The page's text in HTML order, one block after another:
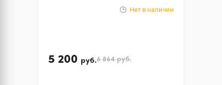
Нет в наличии
5 200 руб.6 864руб.